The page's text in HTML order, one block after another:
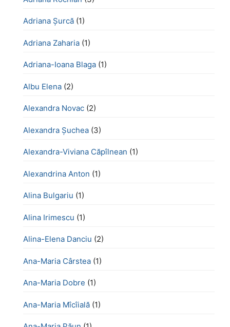
Adriana Șurcă (1)
Adriana Zaharia (1)
Adriana-Ioana Blaga (1)
Albu Elena (2)
Alexandra Novac (2)
Alexandra Șuchea (3)
Alexandra-Viviana Căpîlnean (1)
Alexandrina Anton (1)
Alina Bulgariu (1)
Alina Irimescu (1)
Alina-Elena Danciu (2)
Ana-Maria Cârstea (1)
Ana-Maria Dobre (1)
Ana-Maria Mîcîială (1)